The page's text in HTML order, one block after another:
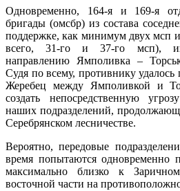
Одновременно, 164-я и 169-я
бригады (омсбр) из состава
поддержке, как минимум двух мсп
всего, 31-го и 37-го мсп),
направлению Ямполивка –
Судя по всему, противнику удалось
Жеребец между Ямполивкой и
создать непосредственную
наших подразделений,
Серебрянском лесничестве.
Вероятно, передовые
время попытаются одновременно
максимально близко к
восточной части на